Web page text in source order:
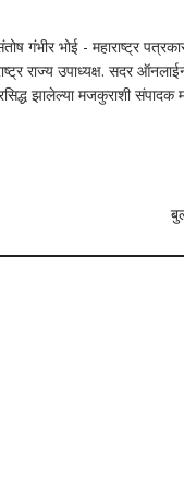
गंभीर भोई - महाराष्ट्र
राज्य उपाध्यक्ष. सदर
प्रसिद्ध झालेल्या मजकुराशी